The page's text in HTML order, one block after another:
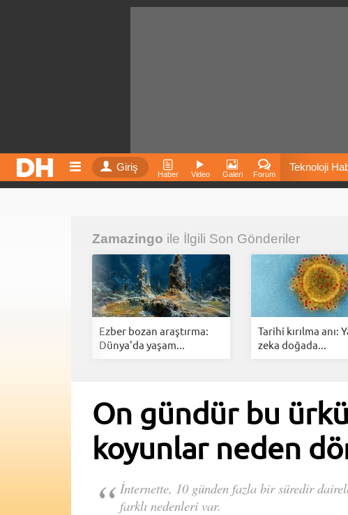
Giriş
Haber Video Galeri Forum
Teknoloji
Fiyatları
İnstagram
Zamazingo ile İlgili Son Gönderiler
Ezber bozan araştırma:
Dünya'da yaşam...
Tarihi kırılma anı:
zeka doğada...
On gündür bu
koyunlar neden
İnternette, 10 günden fazla bir süredir
farklı nedenleri var.